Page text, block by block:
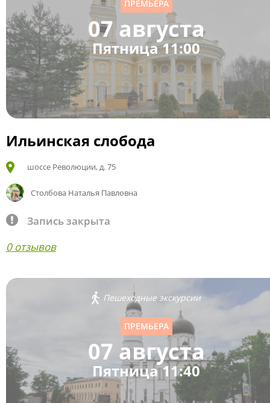
ПРЕМЬЕРА
07 августа
Пятница 11:00
Ильинская слобода
шоссе Революции, д. 75
Столбова Наталья Павловна
Запись закрыта
0 отзывов
Пешеходные экскурсии
ПРЕМЬЕРА
07 августа
Пятница 11:40